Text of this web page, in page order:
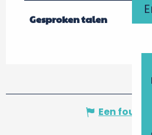
Gesproken talen
Gesproken talen
Een fout